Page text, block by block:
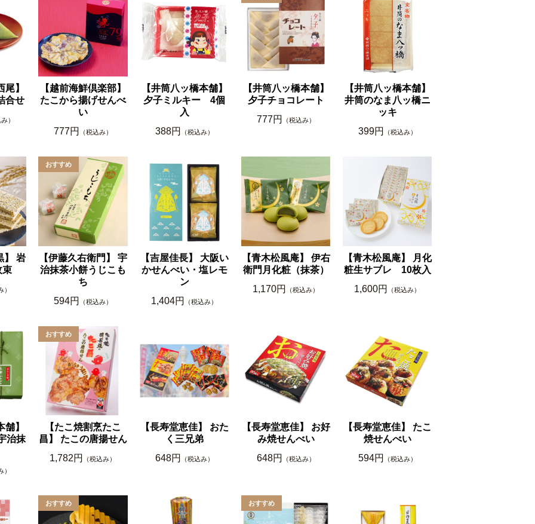
】
合せ
）
【越前海鮮倶楽部】
たこから揚げせんべ
い
777円
（税込み）
【井筒八ッ橋本舗】
夕子ミルキー 4個
入
388円
（税込み）
【井筒八ッ橋本舗】
夕子チョコレート
777円
（税込み）
【井筒八ッ橋本舗】
井筒のなま八ッ橋ニ
ッキ
399円
（税込み）
】 岩
束
）
【伊藤久右衛門】 宇
治抹茶小餅うじこも
ち
594円
（税込み）
【吉屋佳長】 大阪い
かせんべい・塩レモ
ン
1,404円
（税込み）
【青木松風庵】 伊右
衛門月化粧（抹茶）
1,170円
（税込み）
【青木松風庵】 月化
粧生サブレ 10枚入
1,600円
（税込み）
】
治抹
）
【たこ焼割烹たこ
昌】 たこの唐揚せん
1,782円
（税込み）
【長寿堂恵佳】 おた
く三兄弟
648円
（税込み）
【長寿堂恵佳】 お好
み焼せんべい
648円
（税込み）
【長寿堂恵佳】 たこ
焼せんべい
594円
（税込み）